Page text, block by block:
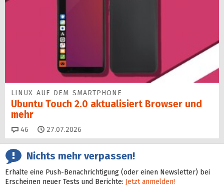
LINUX AUF DEM SMARTPHONE
Ubuntu Touch 2.0 aktualisiert Browser und
mehr
46 Kommentare
27.07.2026
Nichts mehr verpassen!
Erhalte eine Push-Benachrichtigung (oder einen Newsletter) bei
Erscheinen neuer Tests und Berichte: Jetzt anmelden!